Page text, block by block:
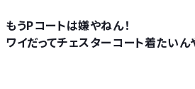
もうPコートは嫌やねん！
ワイだってチェスターコート着たいん